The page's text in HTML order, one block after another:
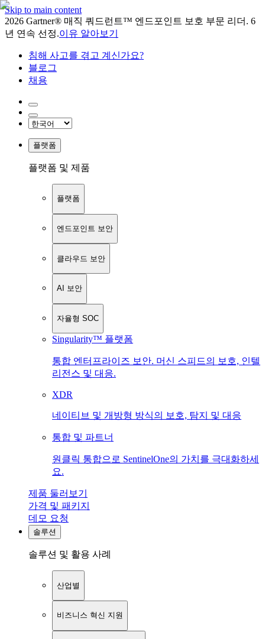
Skip to main content
2026 Gartner® 매직 쿼드런트™ 엔드포인트 보호 부문 리더. 6
년 연속 선정.이유 알아보기
침해 사고를 겪고 계신가요?
블로그
채용
플랫폼
플랫폼 및 제품
플랫폼
엔드포인트 보안
클라우드 보안
AI 보안
자율형 SOC
Singularity™ 플랫폼
통합 엔터프라이즈 보안. 머신 스피드의 보호, 인텔
리전스 및 대응.
XDR
네이티브 및 개방형 방식의 보호, 탐지 및 대응
통합 및 파트너
원클릭 통합으로 SentinelOne의 가치를 극대화하세
요.
제품 둘러보기
가격 및 패키지
데모 요청
솔루션
솔루션 및 활용 사례
산업별
비즈니스 혁신 지원